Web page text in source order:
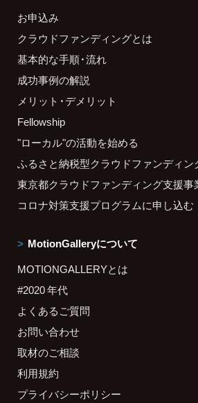
お申込み
クラウドファンディングとは
基本的な手順・流れ
成功事例の解説
メリット・デメリット
Fellowship
"ローカル"の活動を始める
ふるさと納税型クラウドファンディン
東京都クラウドファンディング支援事
コロナ対策支援プログラムに申し込む
MotionGalleryについて
MOTIONGALLERYとは
#2020 年代
よくあるご質問
お問い合わせ
取材のご相談
利用規約
プライバシーポリシー